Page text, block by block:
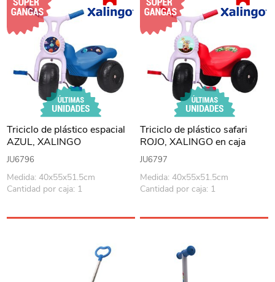
Triciclo de plástico espacial
AZUL, XALINGO
JU6796
Medida: 40x55x51.5cm
Cantidad por caja: 1
Triciclo de plástico safari
ROJO, XALINGO en caja
JU6797
Medida: 40x55x51.5cm
Cantidad por caja: 1